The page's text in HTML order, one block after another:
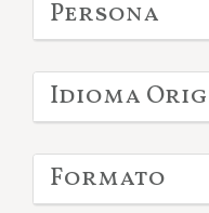
Persona
Idioma
Formato